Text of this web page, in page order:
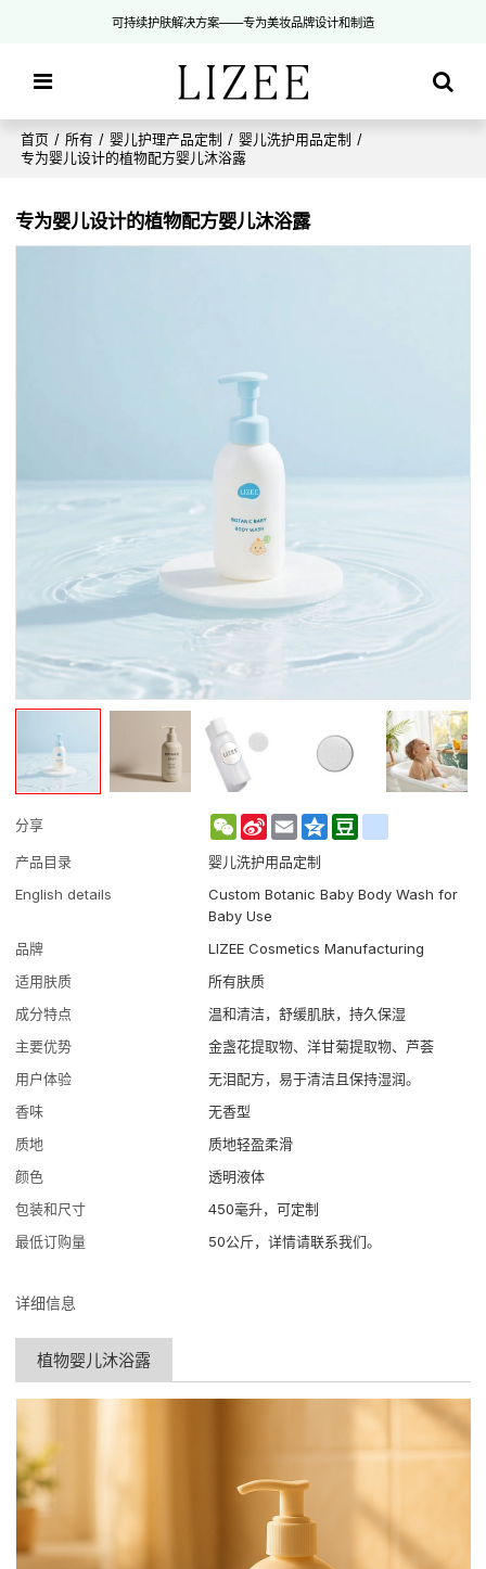
可持续护肤解决方案——专为美妆品牌设计和制造
首页 / 所有 / 婴儿护理产品定制 / 婴儿洗护用品定制 /
专为婴儿设计的植物配方婴儿沐浴露
专为婴儿设计的植物配方婴儿沐浴露
分享 WeChat
Sina
Weibo
Email Qzone
产品目录
婴儿洗护用品定制
English details
Custom Botanic Baby Body Wash for
Baby Use
品牌
LIZEE Cosmetics Manufacturing
适用肤质
所有肤质
成分特点
温和清洁，舒缓肌肤，持久保湿
主要优势
金盏花提取物、洋甘菊提取物、芦荟
用户体验
无泪配方，易于清洁且保持湿润。
香味
无香型
质地
质地轻盈柔滑
颜色
透明液体
包装和尺寸
450毫升，可定制
最低订购量
50公斤，详情请联系我们。
详细信息
植物婴儿沐浴露